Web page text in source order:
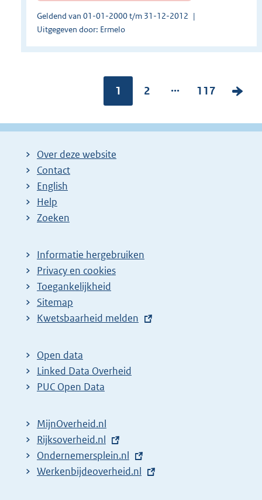
Geldend van 01-01-2000 t/m 31-12-2012
Uitgegeven door: Ermelo
Pagina:
1
P
g
2 ...
P
g
117
V
l
Over deze website
Contact
English
Help
Zoeken
Informatie hergebruiken
Privacy en cookies
Toegankelijkheid
Sitemap
E
t
e
r
l
i
n
k
Kwetsbaarheid melden
Open data
Linked Data Overheid
PUC Open Data
MijnOverheid.nl
E
x
t
Rijksoverheid.nl
E
x
Ondernemersplein.nl
E
Werkenbijdeoverheid.nl